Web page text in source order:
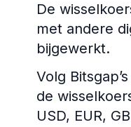
De
met andere
bijgewerkt.
Volg
de
USD, EUR,